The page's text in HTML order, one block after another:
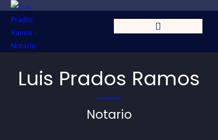
contenido
Luis Prados Ramos
Notario